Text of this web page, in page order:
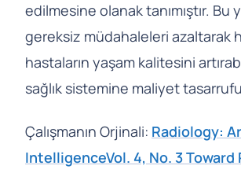
edilmesine olanak tanımıştır. Bu
gereksiz müdahaleleri azaltarak
hastaların yaşam kalitesini
sağlık sistemine maliyet
Çalışmanın Orjinali: Radiology:
IntelligenceVol. 4, No. 3